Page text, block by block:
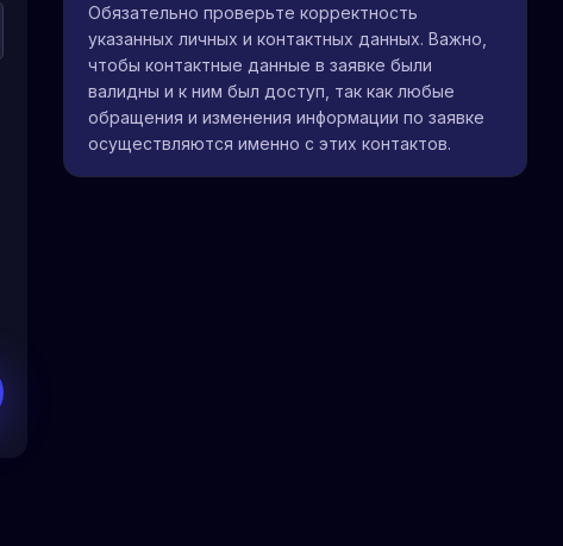
Обязательно проверьте корректность
указанных личных и контактных данных. Важно,
чтобы контактные данные в заявке были
валидны и к ним был доступ, так как любые
обращения и изменения информации по заявке
осуществляются именно с этих контактов.